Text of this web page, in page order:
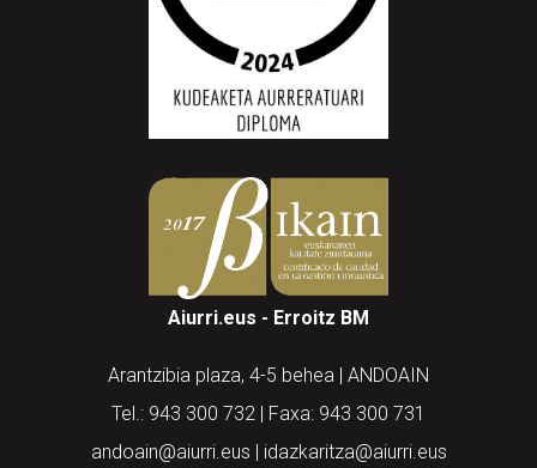
Aiurri.eus - Erroitz BM
Arantzibia plaza, 4-5 behea | ANDOAIN
Tel.: 943 300 732 | Faxa: 943 300 731
andoain@aiurri.eus | idazkaritza@aiurri.eus